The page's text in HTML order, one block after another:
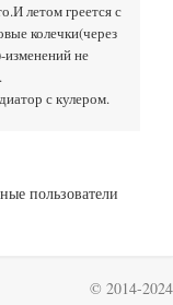
летом греется с
колечки(через
не
с кулером.
пользователи
© 2014-2024